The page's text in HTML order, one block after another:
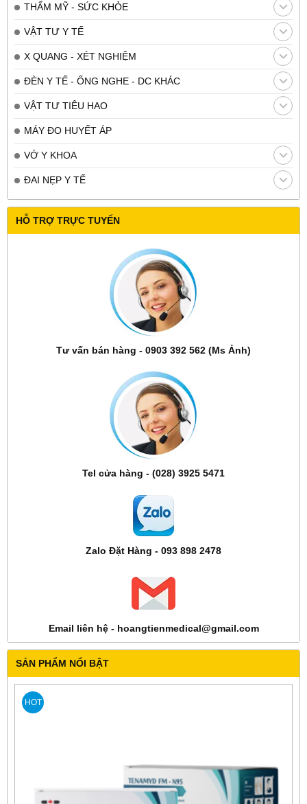
THẨM MỸ - SỨC KHỎE
VẬT TƯ Y TẾ
X QUANG - XÉT NGHIỆM
ĐÈN Y TẾ - ỐNG NGHE - DC KHÁC
VẬT TƯ TIÊU HAO
MÁY ĐO HUYẾT ÁP
VỚ Y KHOA
ĐAI NẸP Y TẾ
HỖ TRỢ TRỰC TUYẾN
Tư vấn bán hàng - 0903 392 562 (Ms Ảnh)
Tel cửa hàng - (028) 3925 5471
Zalo Đặt Hàng - 093 898 2478
Email liên hệ - hoangtienmedical@gmail.com
SẢN PHẨM NỔI BẬT
HOT